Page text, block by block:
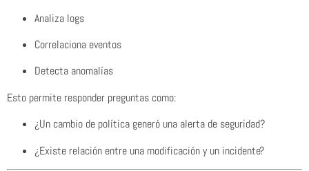
Analiza logs
Correlaciona eventos
Detecta anomalías
Esto permite responder preguntas como:
¿Un cambio de política generó una alerta de seguridad?
¿Existe relación entre una modificación y un incidente?